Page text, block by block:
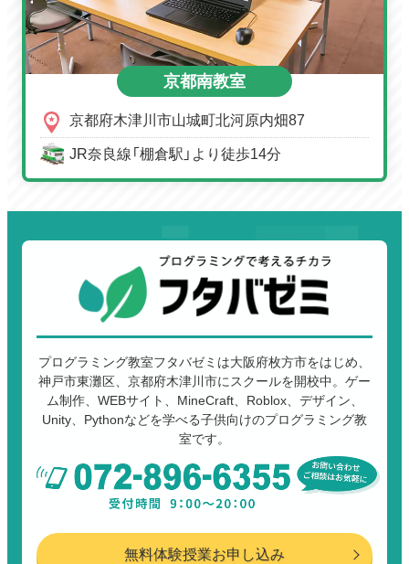
京都南教室
京都府木津川市山城町北河原内畑87
JR奈良線「棚倉駅」より徒歩14分
プログラミング教室フタバゼミは大阪府枚方市をはじめ、
神戸市東灘区、京都府木津川市にスクールを開校中。ゲー
ム制作、WEBサイト、MineCraft、Roblox、デザイン、
Unity、Pythonなどを学べる子供向けのプログラミング教
室です。
無料体験授業お申し込み